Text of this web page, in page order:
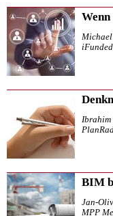
Michael
Ibrahim
BIM
Jan-
MPP